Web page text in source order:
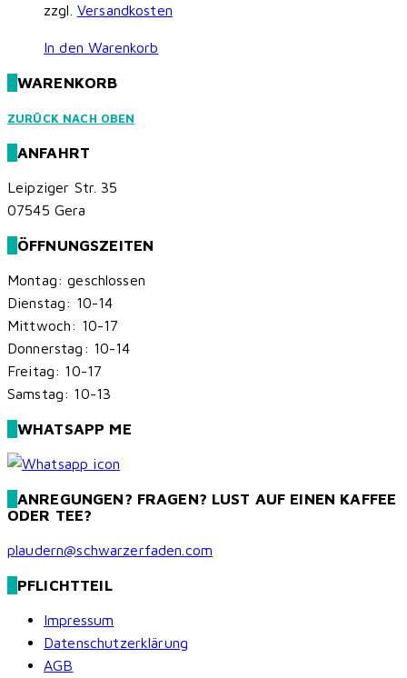
zzgl. Versandkosten
In den Warenkorb
WARENKORB
ZURÜCK NACH OBEN
ANFAHRT
Leipziger Str. 35
07545 Gera
ÖFFNUNGSZEITEN
Montag: geschlossen
Dienstag: 10-14
Mittwoch: 10-17
Donnerstag: 10-14
Freitag: 10-17
Samstag: 10-13
WHATSAPP ME
ANREGUNGEN? FRAGEN? LUST AUF EINEN KAFFEE
ODER TEE?
plaudern@schwarzerfaden.com
PFLICHTTEIL
Impressum
Datenschutzerklärung
AGB